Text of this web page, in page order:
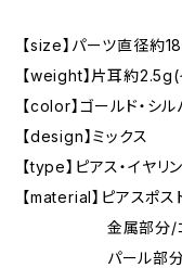
【size】パーツ直径約
【weight】片耳約
【color】ゴールド・シル
【design】ミックス
【type】ピアス・イヤリ
【material】ピアスポ
金属部分/コー
パール部分/樹